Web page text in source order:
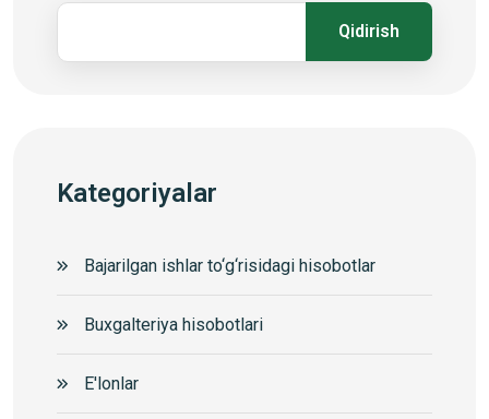
Qidirish
Kategoriyalar
Bajarilgan ishlar to‘g‘risidagi hisobotlar
Buxgalteriya hisobotlari
E'lonlar